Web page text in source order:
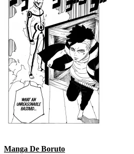
Manga De Boruto